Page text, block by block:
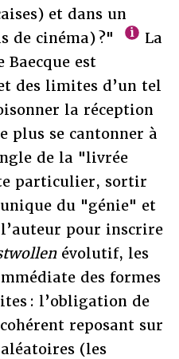
et dans un
de cinéma) ?"
La
est
des limites d’un tel
la réception
plus se cantonner à
de la "livrée
particulier, sortir
du "génie" et
pour inscrire
évolutif, les
des formes
: l’obligation de
reposant sur
(les